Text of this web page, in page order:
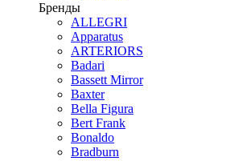
Бренды
ALLEGRI
Apparatus
ARTERIORS
Badari
Bassett Mirror
Baxter
Bella Figura
Bert Frank
Bonaldo
Bradburn